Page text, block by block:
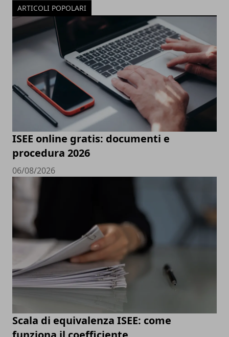
ARTICOLI POPOLARI
ISEE online gratis: documenti e
procedura 2026
06/08/2026
Scala di equivalenza ISEE: come